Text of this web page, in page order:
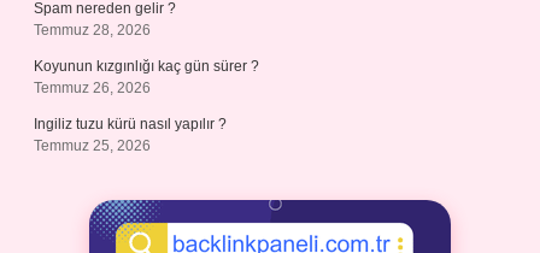
Spam nereden gelir ?
Temmuz 28, 2026
Koyunun kızgınlığı kaç gün sürer ?
Temmuz 26, 2026
Ingiliz tuzu kürü nasıl yapılır ?
Temmuz 25, 2026